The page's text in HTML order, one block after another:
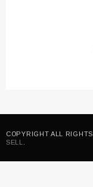
COPYRIGHT ALL
SELL